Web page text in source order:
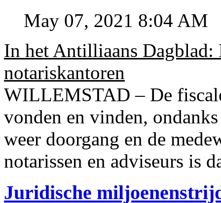
May 07, 2021 8:04 AM
In het Antilliaans Dagblad:
notariskantoren
WILLEMSTAD – De
vonden en vinden,
weer doorgang en de
notarissen en adviseurs is
Juridische